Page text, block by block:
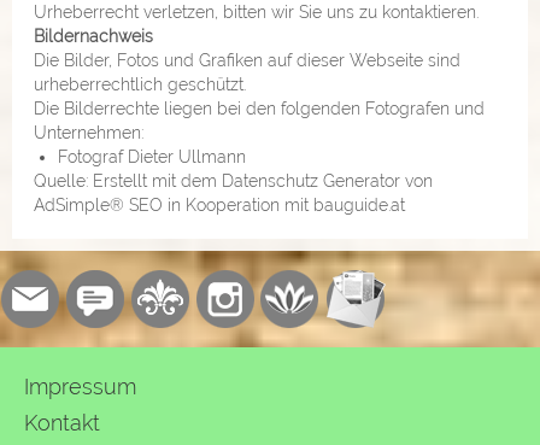
Urheberrecht verletzen, bitten wir Sie uns zu kontaktieren.
Bildernachweis
Die Bilder, Fotos und Grafiken auf dieser Webseite sind
urheberrechtlich geschützt.
Die Bilderrechte liegen bei den folgenden Fotografen und
Unternehmen:
Fotograf Dieter Ullmann
Quelle: Erstellt mit dem Datenschutz Generator von
AdSimple® SEO in Kooperation mit bauguide.at
Impressum
Kontakt